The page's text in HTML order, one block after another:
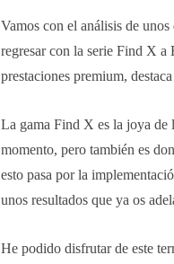
Vamos con el análisis de
regresar con la serie Find X a
prestaciones premium,
La gama Find X es la joya de
momento, pero también es
esto pasa por la
unos resultados que ya os
He podido disfrutar de este